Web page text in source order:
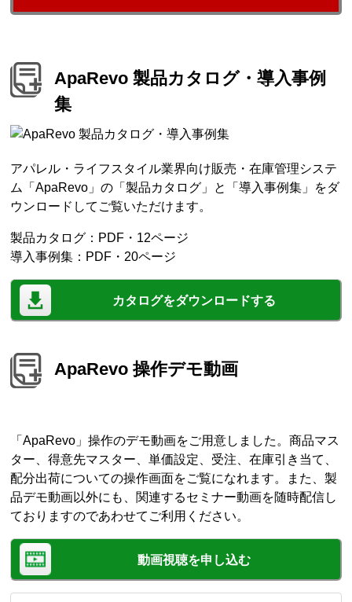
ApaRevo 製品カタログ・導入事例
集
アパレル・ライフスタイル業界向け販売・在庫管理システ
ム「ApaRevo」の「製品カタログ」と「導入事例集」をダ
ウンロードしてご覧いただけます。
製品カタログ：PDF・12ページ
導入事例集：PDF・20ページ
カタログをダウンロードする
ApaRevo 操作デモ動画
「ApaRevo」操作のデモ動画をご用意しました。商品マス
ター、得意先マスター、単価設定、受注、在庫引き当て、
配分出荷についての操作画面をご覧になれます。また、製
品デモ動画以外にも、関連するセミナー動画を随時配信し
ておりますのであわせてご利用ください。
動画視聴を申し込む